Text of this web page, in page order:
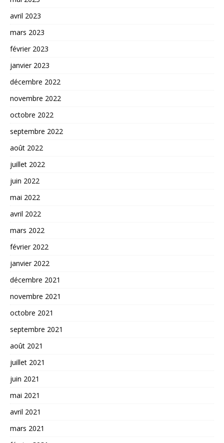
avril 2023
mars 2023
février 2023
janvier 2023
décembre 2022
novembre 2022
octobre 2022
septembre 2022
août 2022
juillet 2022
juin 2022
mai 2022
avril 2022
mars 2022
février 2022
janvier 2022
décembre 2021
novembre 2021
octobre 2021
septembre 2021
août 2021
juillet 2021
juin 2021
mai 2021
avril 2021
mars 2021